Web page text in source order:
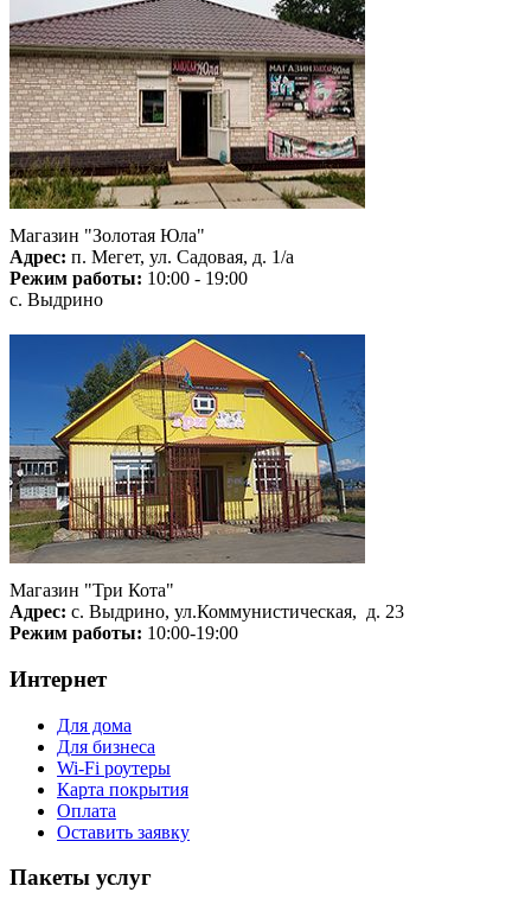
Магазин "Золотая Юла"
Адрес: п. Мегет, ул. Садовая, д. 1/а
Режим работы: 10:00 - 19:00
с. Выдрино
Магазин "Три Кота"
Адрес: с. Выдрино, ул.Коммунистическая, д. 23
Режим работы: 10:00-19:00
Интернет
Для дома
Для бизнеса
Wi-Fi роутеры
Карта покрытия
Оплата
Оставить заявку
Пакеты услуг